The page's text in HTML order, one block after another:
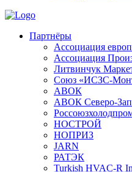
Партнёры
Ассоциация
Aссоциация
Литвинчук
Союз «ИСЗС-
АВОК
АВОК Северо-
НОСТРОЙ
НОПРИЗ
JARN
РАТЭК
Turkish HVAC-R